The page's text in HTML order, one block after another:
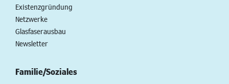
Existenzgründung
Netzwerke
Glasfaserausbau
Newsletter
Familie/Soziales